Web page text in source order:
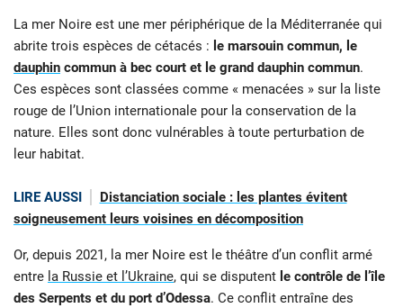
La mer Noire est une mer périphérique de la Méditerranée qui
abrite trois espèces de cétacés : le marsouin commun, le
dauphin commun à bec court et le grand dauphin commun.
Ces espèces sont classées comme « menacées » sur la liste
rouge de l’Union internationale pour la conservation de la
nature. Elles sont donc vulnérables à toute perturbation de
leur habitat.
LIRE AUSSI
Distanciation sociale : les plantes évitent
soigneusement leurs voisines en décomposition
Or, depuis 2021, la mer Noire est le théâtre d’un conflit armé
entre la Russie et l’Ukraine, qui se disputent le contrôle de l’île
des Serpents et du port d’Odessa. Ce conflit entraîne des